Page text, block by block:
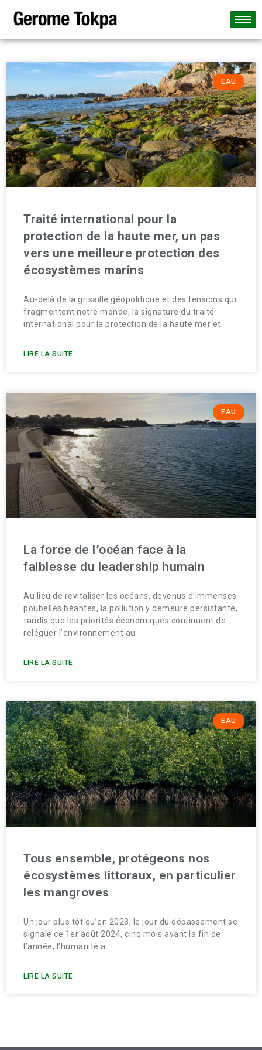
EAU
Traité international pour la
protection de la haute mer, un pas
vers une meilleure protection des
écosystèmes marins
Au-delà de la grisaille géopolitique et des tensions qui
fragmentent notre monde, la signature du traité
international pour la protection de la haute mer et
LIRE LA SUITE
EAU
La force de l’océan face à la
faiblesse du leadership humain
Au lieu de revitaliser les océans, devenus d’immenses
poubelles béantes, la pollution y demeure persistante,
tandis que les priorités économiques continuent de
reléguer l’environnement au
LIRE LA SUITE
EAU
Tous ensemble, protégeons nos
écosystèmes littoraux, en particulier
les mangroves
Un jour plus tôt qu’en 2023, le jour du dépassement se
signale ce 1er août 2024, cinq mois avant la fin de
l’année, l’humanité a
LIRE LA SUITE